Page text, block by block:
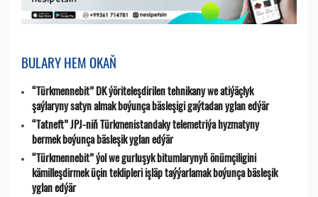
BULARY HEM OKAŇ
“Türkmennebit” DK ýöriteleşdirilen tehnikany we atiýäçlyk
şaýlaryny satyn almak boýunça bäsleşigi gaýtadan yglan edýär
“Tatneft” JPJ-niň Türkmenistandaky telemetriýa hyzmatyny
bermek boýunça bäsleşik yglan edýär
“Türkmennebit” ýol we gurluşyk bitumlarynyň önümçiligini
kämilleşdirmek üçin teklipleri işläp taýýarlamak boýunça bäsleşik
yglan edýär